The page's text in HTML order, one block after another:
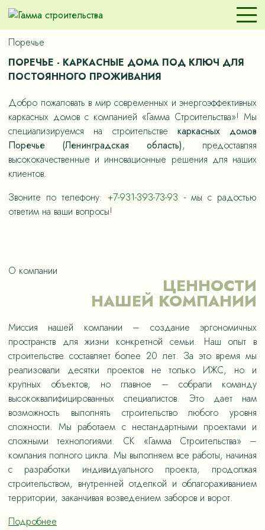
Поречье
ПОРЕЧЬЕ - КАРКАСНЫЕ ДОМА ПОД КЛЮЧ ДЛЯ
ПОСТОЯННОГО ПРОЖИВАНИЯ
Добро пожаловать в мир современных и энергоэффективных
каркасных домов с компанией «Гамма Строительства»! Мы
специализируемся на строительстве каркасных домов
Поречье (Ленинградская область), предоставляя
высококачественные и инновационные решения для наших
клиентов.
Звоните по телефону:+7-931-393-73-93 - мы с радостью
ответим на ваши вопросы!
О компании
ЦЕННОСТИ
НАШЕЙ КОМПАНИИ
Миссия нашей компании – создание эргономичных
пространств для жизни конкретной семьи. Наш опыт в
строительстве составляет более 20 лет. За это время мы
реализовали десятки проектов не только ИЖС, но и
крупных объектов, но главное – собрали команду
высококвалифицированных специалистов. Это дает нам
возможность выполнять строительство любого уровня
сложности. Мы работаем с нестандартными проектами и
сложными технологиями. СК «Гамма Строительства» –
компания полного цикла. Мы выполняем все работы, начиная
с разработки индивидуального проекта, продолжая
строительством, внутренней отделкой и облагораживанием
территории, заканчивая возведением заборов и ворот.
Подробнее